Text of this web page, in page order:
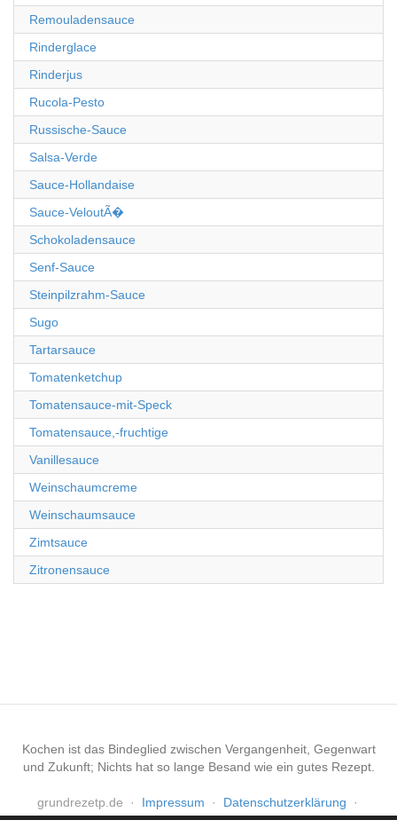
Remouladensauce
Rinderglace
Rinderjus
Rucola-Pesto
Russische-Sauce
Salsa-Verde
Sauce-Hollandaise
Sauce-VeloutÃ�
Schokoladensauce
Senf-Sauce
Steinpilzrahm-Sauce
Sugo
Tartarsauce
Tomatenketchup
Tomatensauce-mit-Speck
Tomatensauce,-fruchtige
Vanillesauce
Weinschaumcreme
Weinschaumsauce
Zimtsauce
Zitronensauce
Kochen ist das Bindeglied zwischen Vergangenheit, Gegenwart
und Zukunft; Nichts hat so lange Besand wie ein gutes Rezept.
grundrezetp.de · Impressum · Datenschutzerklärung
·